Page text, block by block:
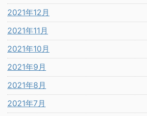
2021年12月
2021年11月
2021年10月
2021年9月
2021年8月
2021年7月